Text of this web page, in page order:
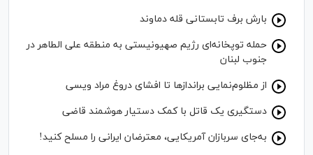
بارش برف تابستانی قله دماوند
حمله توپخانه‌ای رژیم صهیونیستی به منطقه علی الطاهر در
جنوب لبنان
از مظلوم‌نمایی برانداز‌ها تا افشای دروغ مراد ویسی
دستگیری یک قاتل با کمک دستیار هوشمند قاضی
به‌جای سربازان آمریکایی، معترضان ایرانی را مسلح کنید!